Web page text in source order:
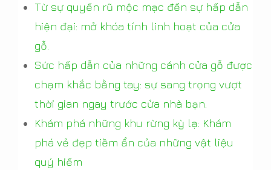
Từ sự quyến rũ mộc mạc đến sự hấp dẫn
hiện đại: mở khóa tính linh hoạt của cửa
gỗ.
Sức hấp dẫn của những cánh cửa gỗ được
chạm khắc bằng tay: sự sang trọng vượt
thời gian ngay trước cửa nhà bạn.
Khám phá những khu rừng kỳ lạ: Khám
phá vẻ đẹp tiềm ẩn của những vật liệu
quý hiếm